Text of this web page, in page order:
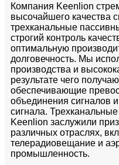
Компания Keenlion
высочайшего качества
трехканальные
строгий контроль
оптимальную
долговечность. Мы
производства и
результате чего
обеспечивающие
объединения сигналов
сигнала.
Keenlion заслужили
различных отраслях,
телерадиовещание и
промышленность.